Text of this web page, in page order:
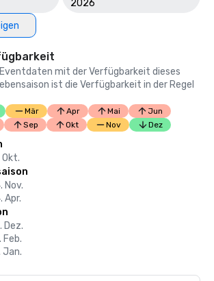
2026
mit der Verfügbarkeit dieses
ist die Verfügbarkeit in der Regel
Mär Apr Mai
Jun
Sep Okt Nov Dez
Okt.
Nov.
Apr.
Dez.
Feb.
Jan.